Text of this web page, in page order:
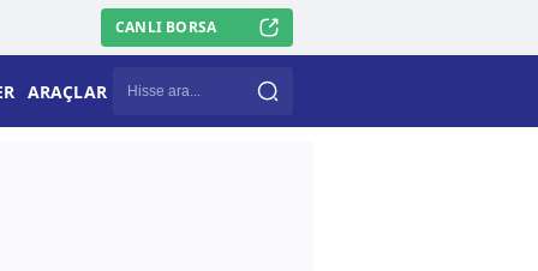
CANLI BORSA
ARAÇLAR